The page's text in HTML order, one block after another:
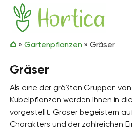
Zum Inhalt springen
Hortica
» Gartenpflanzen » Gräser
Gräser
Als eine der größten Gruppen
Kübelpflanzen werden Ihnen in
vorgestellt. Gräser begeistern
Charakters und der zahlreichen